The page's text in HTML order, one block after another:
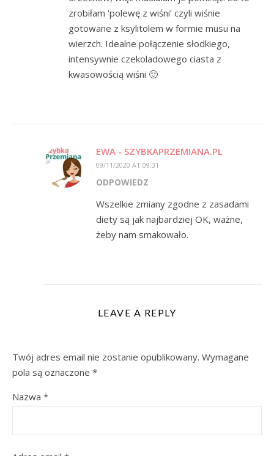
zrobiłam 'polewę z wiśni’ czyli wiśnie
gotowane z ksylitolem w formie musu na
wierzch. Idealne połączenie słodkiego,
intensywnie czekoladowego ciasta z
kwasowością wiśni 🙂
EWA - SZYBKAPRZEMIANA.PL
09/11/2020 AT 09:31
ODPOWIEDZ
Wszelkie zmiany zgodne z zasadami
diety są jak najbardziej OK, ważne,
żeby nam smakowało.
LEAVE A REPLY
Twój adres email nie zostanie opublikowany. Wymagane
pola są oznaczone *
Nazwa *